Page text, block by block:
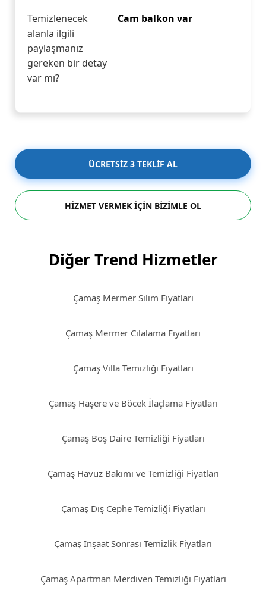
Temizlenecek
alanla ilgili
paylaşmanız
gereken bir detay
var mı?
Cam balkon var
ÜCRETSİZ 3 TEKLİF AL
HİZMET VERMEK İÇİN BİZİMLE OL
Diğer Trend Hizmetler
Çamaş Mermer Silim Fiyatları
Çamaş Mermer Cilalama Fiyatları
Çamaş Villa Temizliği Fiyatları
Çamaş Haşere ve Böcek İlaçlama Fiyatları
Çamaş Boş Daire Temizliği Fiyatları
Çamaş Havuz Bakımı ve Temizliği Fiyatları
Çamaş Dış Cephe Temizliği Fiyatları
Çamaş İnşaat Sonrası Temizlik Fiyatları
Çamaş Apartman Merdiven Temizliği Fiyatları